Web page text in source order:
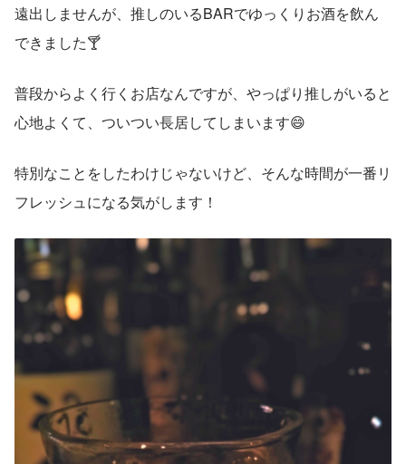
遠出しませんが、推しのいるBARでゆっくりお酒を飲ん
できました🍸
普段からよく行くお店なんですが、やっぱり推しがいると
心地よくて、ついつい長居してしまいます😄
特別なことをしたわけじゃないけど、そんな時間が一番リ
フレッシュになる気がします！